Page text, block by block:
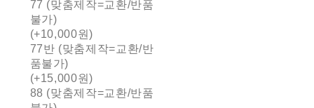
77 (맞춤제작=교환/반품
불가)
(+10,000원)
77반 (맞춤제작=교환/반
품불가)
(+15,000원)
88 (맞춤제작=교환/반품